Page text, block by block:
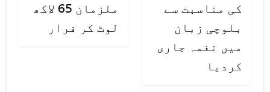
کی مناسبت سے
بلوچی زبان
میں نغمہ جاری
کردیا
ملزمان 65 لاکھ
لوٹ کر فرار